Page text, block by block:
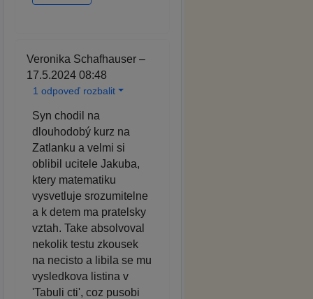
Veronika Schafhauser –
17.5.2024 08:48
1 odpoveď rozbalit
Syn chodil na
dlouhodobý kurz na
Zatlanku a velmi si
oblibil ucitele Jakuba,
ktery matematiku
vysvetluje srozumitelne
a k detem ma pratelsky
vztah. Take absolvoval
nekolik testu zkousek
na necisto a libila se mu
vysledkova listina v
'Tabuli cti', coz pusobi